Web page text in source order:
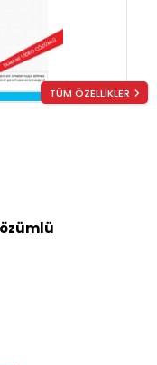
TÜM ÖZELLİKLER